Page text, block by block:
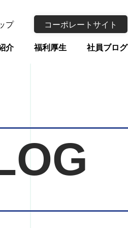
介 福利厚生 社員ブログ
プ コーポレートサイト